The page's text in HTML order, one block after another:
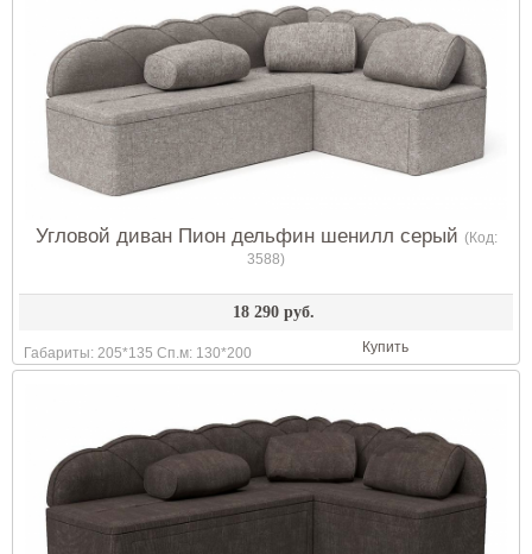
Угловой диван Пион дельфин шенилл серый (Код:
3588)
18 290 руб.
Габариты: 205*135 Сп.м: 130*200 Купить